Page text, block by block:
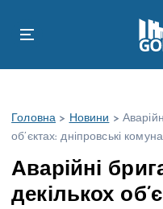
Головна > Новини >
об’єктах: дніпровські
Аварійні
декількох